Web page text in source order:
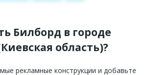
Билборд в городе
область)?
рекламные конструкции и добавьте